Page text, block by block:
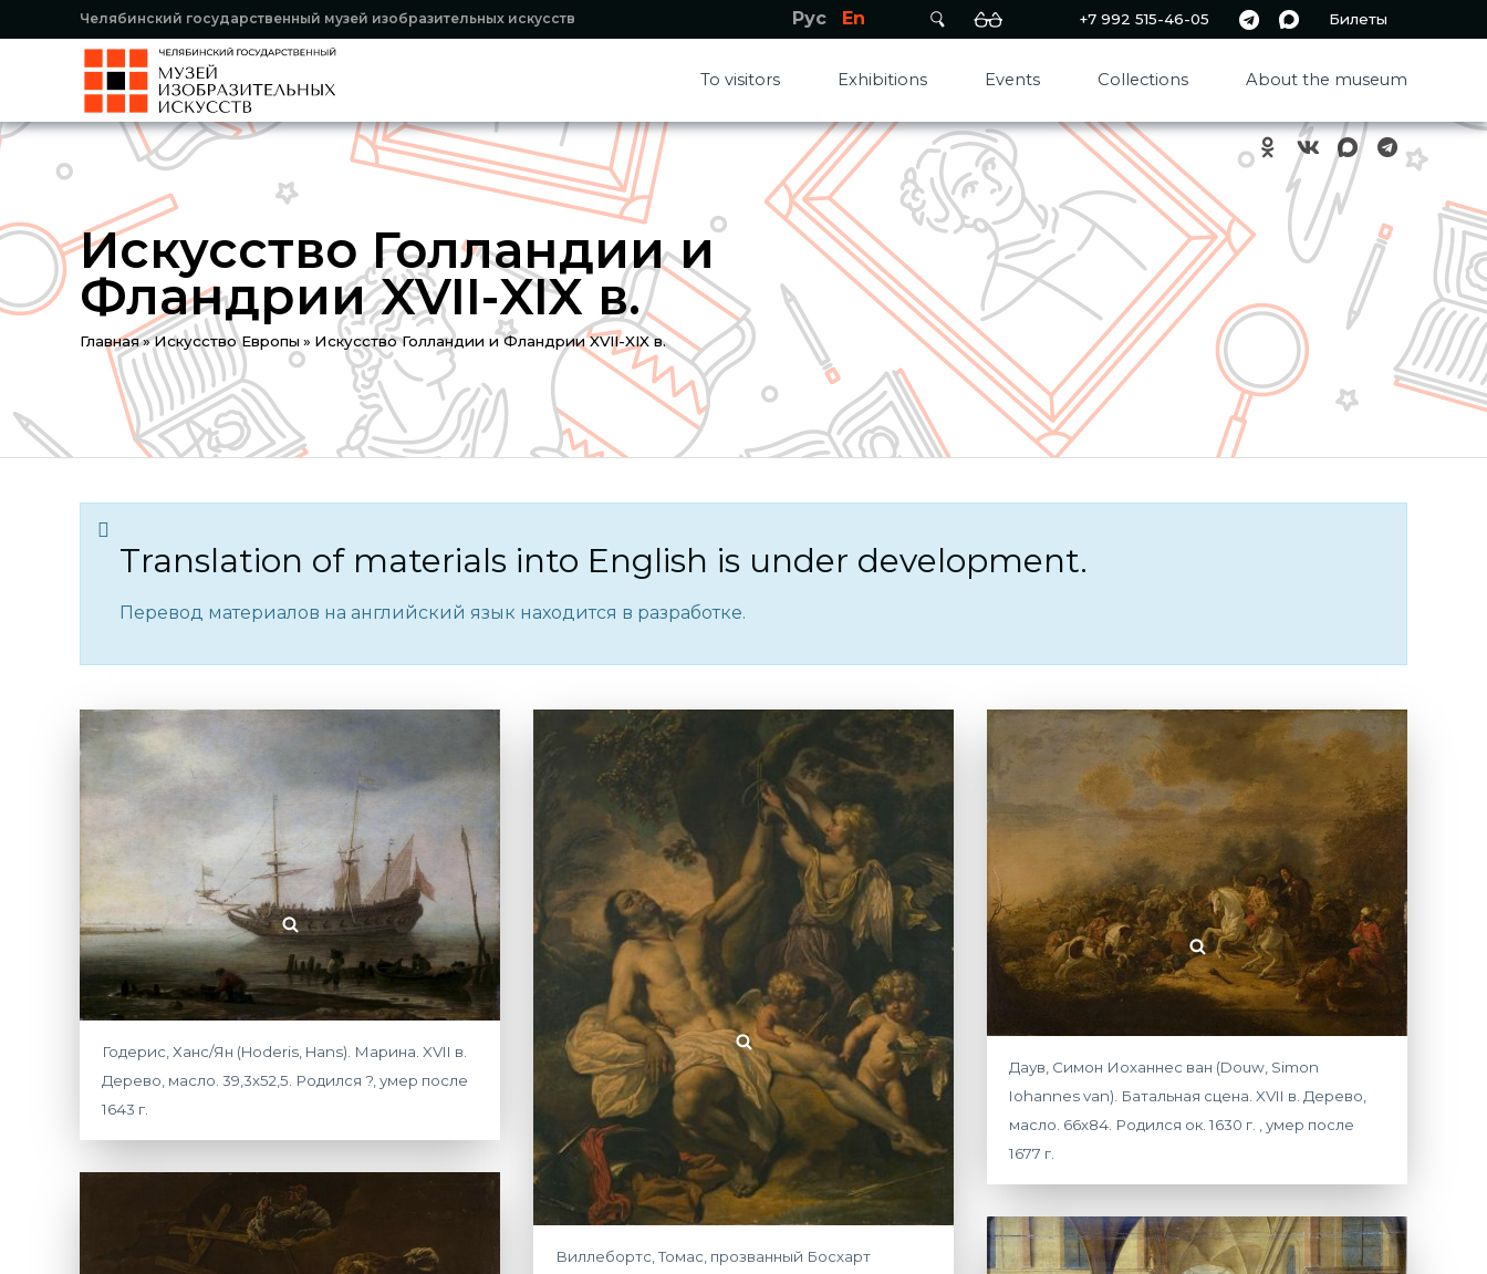
Челябинский государственный музей изобразительных искусств +7 992 515-46-05 Билеты
Рус En
To visitors Exhibitions Events Collections About the museum
Искусство Голландии и
Фландрии XVII-XIX в.
You
are
here
Главная»Искусство Европы » Искусство Голландии и Фландрии XVII-XIX в.
Translation of materials into English is under development.
Перевод материалов на английский язык находится в разработке.
Годерис, Ханс/Ян (Hoderis, Hans). Марина. XVII в.
Дерево, масло. 39,3х52,5. Родился ?, умер после
1643 г.
Виллебортс, Томас, прозванный Босхарт
Даув, Симон Иоханнес ван (Douw, Simon
Iohannes van). Батальная сцена. XVII в. Дерево,
масло. 66х84. Родился ок. 1630 г. , умер после
1677 г.